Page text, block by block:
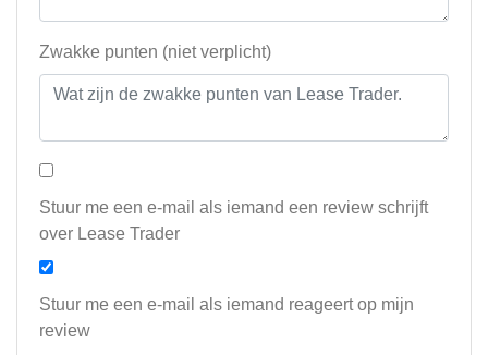
Zwakke punten (niet verplicht)
Stuur me een e-mail als iemand een review schrijft
over Lease Trader
Stuur me een e-mail als iemand reageert op mijn
review